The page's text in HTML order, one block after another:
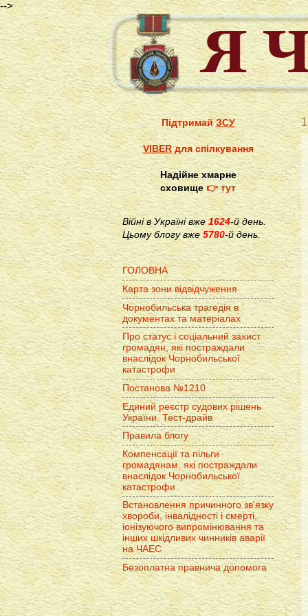
-->
ПідтримайЗСУ
VIBERдля спілкування
Надійне хмарне
сховище👉 тут
Війні в Україні вже1624-й день.
Цьому блогу вже 5780-й день.
ГОЛОВНА
Карта зони відвідчуження
Чорнобильська трагедія в
документах та матеріалах
Про статус і соціальний захист
громадян, які постраждали
внаслідок Чорнобильської
катастрофи
Постанова №1210
Единий реєстр судових рішень
України. Тест-драйв
Правила блогу
Компенсації та пільги
громадянам, які постраждали
внаслідок Чорнобильської
катастрофи
Встановлення причинного зв'язку
хвороби, інвалідності і смерті,
іонізуючого випромінювання та
інших шкідливих чинників аварії
на ЧАЕС
Безоплатна правнича допомога